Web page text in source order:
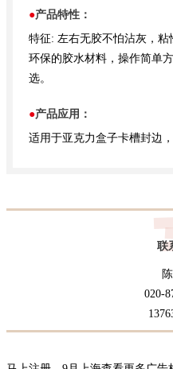
●产品特性：
特征: 左右无胶不怕沾灰，
环保的胶水材料，操作简单
选。
●产品应用：
适用于亚克力盒子卡槽封边
联
020-